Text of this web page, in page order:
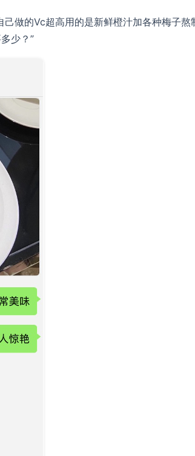
做的Vc超高用的是新鲜橙汁加各种梅子
少？”